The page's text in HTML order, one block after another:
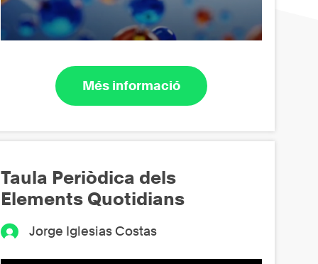
Més informació
Taula Periòdica dels
Elements Quotidians
Jorge Iglesias Costas